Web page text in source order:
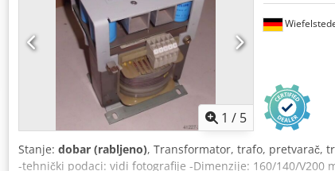
1 / 5
Stanje: dobar (rabljeno), Transformator, trafo, pretvarač,
-tehnički podaci: vidi fotografije -Dimenzije: 160/140/V200